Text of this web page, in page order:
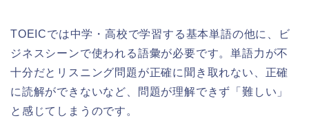
TOEICでは中学・高校で学習する基本単語の他に、ビ
ジネスシーンで使われる語彙が必要です。単語力が不
十分だとリスニング問題が正確に聞き取れない、正確
に読解ができないなど、問題が理解できず「難しい」
と感じてしまうのです。